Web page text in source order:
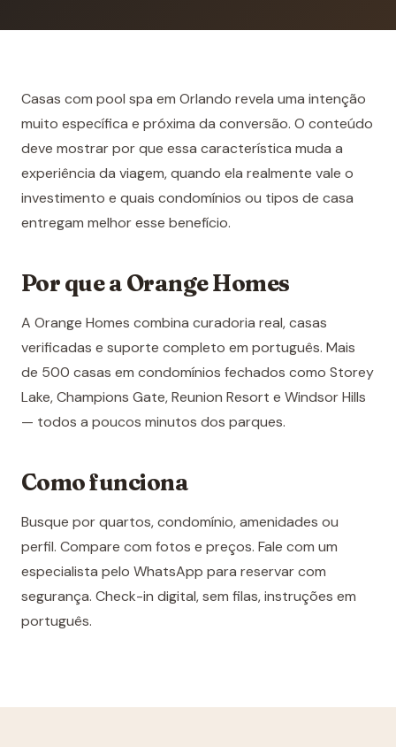
Casas com pool spa em Orlando revela uma intenção
muito específica e próxima da conversão. O conteúdo
deve mostrar por que essa característica muda a
experiência da viagem, quando ela realmente vale o
investimento e quais condomínios ou tipos de casa
entregam melhor esse benefício.
Por que a Orange Homes
A Orange Homes combina curadoria real, casas
verificadas e suporte completo em português. Mais
de 500 casas em condomínios fechados como Storey
Lake, Champions Gate, Reunion Resort e Windsor Hills
— todos a poucos minutos dos parques.
Como funciona
Busque por quartos, condomínio, amenidades ou
perfil. Compare com fotos e preços. Fale com um
especialista pelo WhatsApp para reservar com
segurança. Check-in digital, sem filas, instruções em
português.